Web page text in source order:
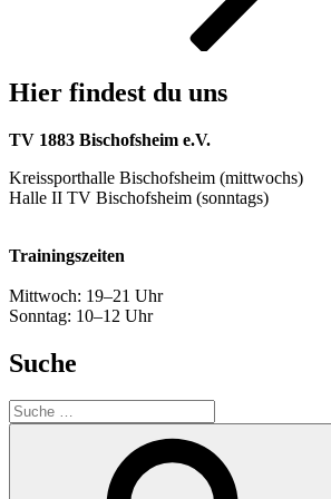
Hier findest du uns
TV 1883 Bischofsheim e.V.
Kreissporthalle Bischofsheim (mittwochs)
Halle II TV Bischofsheim (sonntags)
Trainingszeiten
Mittwoch: 19–21 Uhr
Sonntag: 10–12 Uhr
Suche
Suche
nach: